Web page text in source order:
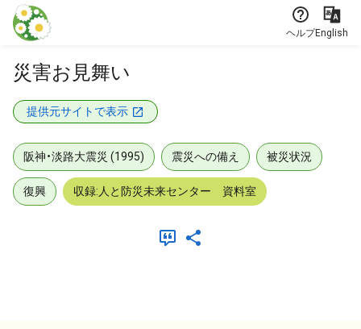
本文に飛ぶ
ヘルプEnglish
災害お見舞い
提供元サイトで表示
阪神・淡路大震災 (1995) 震災への備え 被災状況
復興 収録:人と防災未来センター 資料室